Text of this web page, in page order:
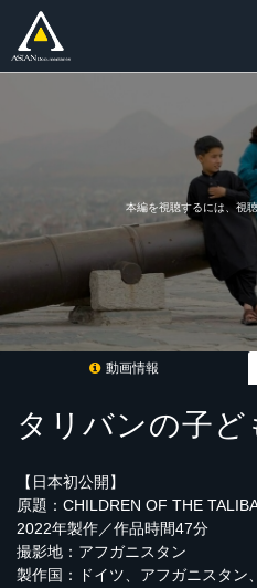
本編を視聴するには、視
動画情報
タリバンの子ど
【日本初公開】
原題：CHILDREN OF THE
2022年製作／作品時間47分
撮影地：アフガニスタン
製作国：ドイツ、アフガニスタン